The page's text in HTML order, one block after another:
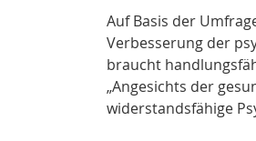
Auf Basis der
Verbesserung der
braucht
„Angesichts der
widerstandsfähige